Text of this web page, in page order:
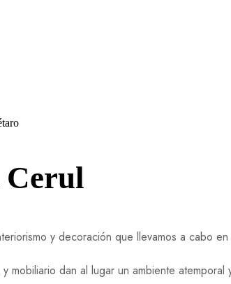
Cerul
y decoración que llevamos a cabo
y mobiliario dan al lugar un ambiente